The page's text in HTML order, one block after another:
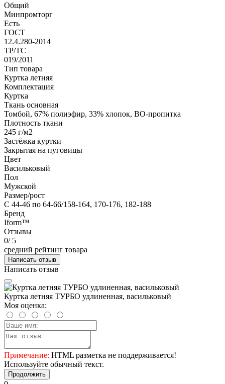
Общий
Минпромторг
Есть
ГОСТ
12.4.280-2014
ТР/ТС
019/2011
Тип товара
Куртка летняя
Комплектация
Куртка
Ткань основная
Томбой, 67% полиэфир, 33% хлопок, ВО-пропитка
Плотность ткани
245 г/м2
Застёжка куртки
Закрытая на пуговицы
Цвет
Васильковый
Пол
Мужской
Размер/рост
С 44-46 по 64-66/158-164, 170-176, 182-188
Бренд
Iform™
Отзывы
0/ 5
средний рейтинг товара
Написать отзыв
Написать отзыв
Куртка летняя ТУРБО удлиненная, васильковый
Моя оценка:
Примечание: HTML разметка не поддерживается!
Используйте обычный текст.
Продолжить